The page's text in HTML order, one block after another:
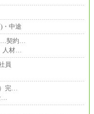
・中途
…契約…
人材…
員
完…
…